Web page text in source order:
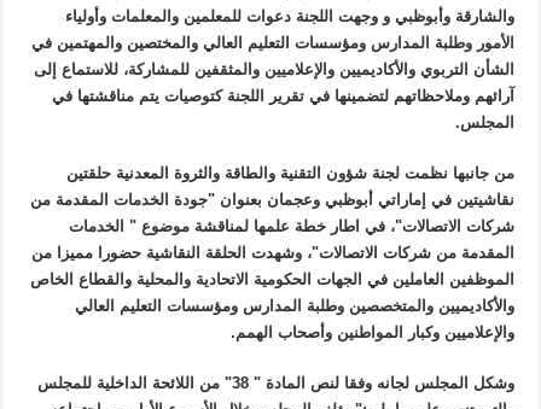
والشارقة وأبوظبي و وجهت اللجنة دعوات للمعلمين والمعلمات وأولياء
الأمور وطلبة المدارس ومؤسسات التعليم العالي والمختصين والمهتمين في
الشأن التربوي والأكاديميين والإعلاميين والمثقفين للمشاركة، للاستماع إلى
آرائهم وملاحظاتهم لتضمينها في تقرير اللجنة كتوصيات يتم مناقشتها في
المجلس.
من جانبها نظمت لجنة شؤون التقنية والطاقة والثروة المعدنية حلقتين
نقاشيتين في إماراتي أبوظبي وعجمان بعنوان "جودة الخدمات المقدمة من
شركات الاتصالات"، في اطار خطة علمها لمناقشة موضوع " الخدمات
المقدمة من شركات الاتصالات"، وشهدت الحلقة النقاشية حضورا مميزا من
الموظفين العاملين في الجهات الحكومية الاتحادية والمحلية والقطاع الخاص
والأكاديميين والمتخصصين وطلبة المدارس ومؤسسات التعليم العالي
والإعلاميين وكبار المواطنين وأصحاب الهمم.
وشكل المجلس لجانه وفقا لنص المادة " 38" من اللائحة الداخلية للمجلس